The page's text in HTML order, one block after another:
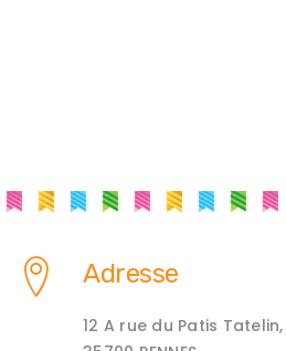
Adresse
12 A rue du Patis Tatelin,